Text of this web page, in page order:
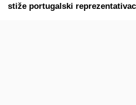
stiže portugalski